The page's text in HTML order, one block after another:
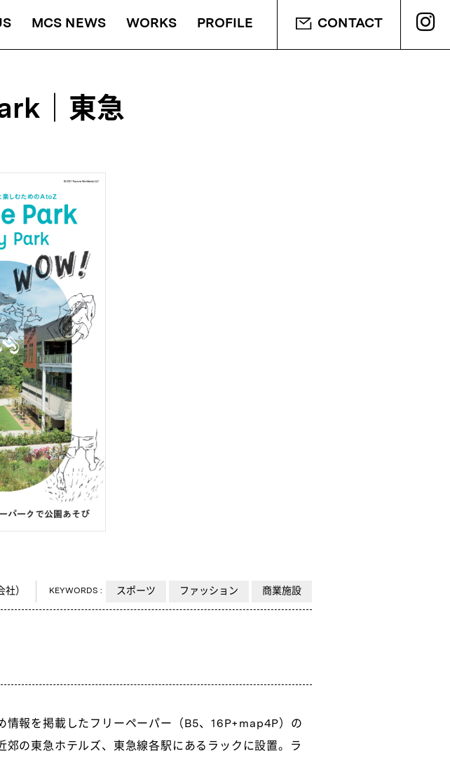
MCS NEWS WORKS PROFILE CONTACT
｜東急
） KEYWORDS スポーツ ファッション 商業施設
情報を掲載したフリーペーパー（B5、16P+map4P）の
郊の東急ホテルズ、東急線各駅にあるラックに設置。ラ